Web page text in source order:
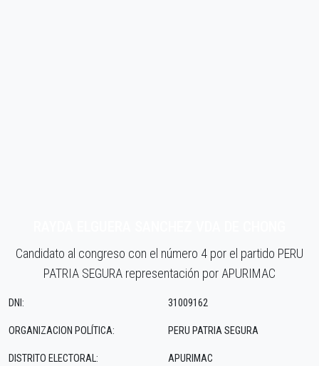
Candidato al congreso con el número 4 por el partido PERU
PATRIA SEGURA representación por APURIMAC
DNI:
ORGANIZACION POLÍTICA:
DISTRITO ELECTORAL:
31009162
PERU PATRIA SEGURA
APURIMAC